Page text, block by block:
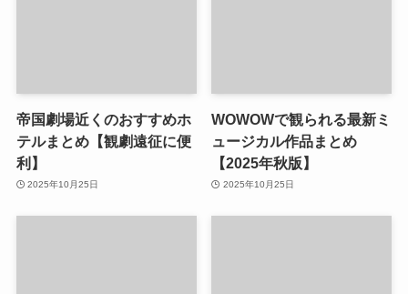
帝国劇場近くのおすすめホ
テルまとめ【観劇遠征に便
利】
2025年10月25日
WOWOWで観られる最新ミ
ュージカル作品まとめ
【2025年秋版】
2025年10月25日